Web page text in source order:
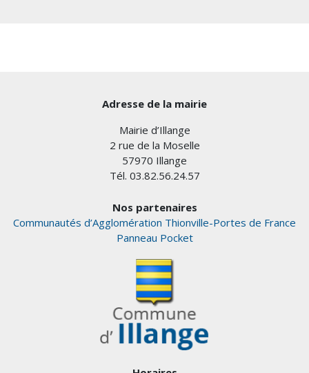
Adresse de la mairie
Mairie d’Illange
2 rue de la Moselle
57970 Illange
Tél. 03.82.56.24.57
Nos partenaires
Communautés d’Agglomération Thionville-Portes de France
Panneau Pocket